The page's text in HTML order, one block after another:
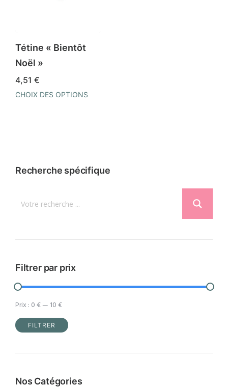
Tétine « Bientôt
Noël »
4,51 €
CHOIX DES OPTIONS
variations.
peuvent
la
du
produit
Recherche spécifique
Filtrer par prix
min
max
FILTRER
Prix : 0 €— 10 €
Nos Catégories